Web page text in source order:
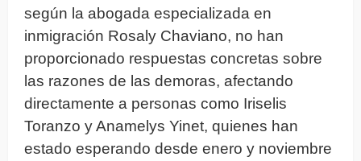
según la abogada especializada en
inmigración Rosaly Chaviano, no han
proporcionado respuestas concretas sobre
las razones de las demoras, afectando
directamente a personas como Iriselis
Toranzo y Anamelys Yinet, quienes han
estado esperando desde enero y noviembre